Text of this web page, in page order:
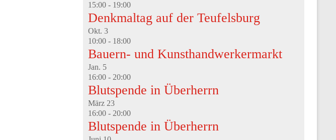
15:00 - 19:00
Denkmaltag auf der Teufelsburg
Okt. 3
10:00 - 18:00
Bauern- und Kunsthandwerkermarkt
Jan. 5
16:00 - 20:00
Blutspende in Überherrn
März 23
16:00 - 20:00
Blutspende in Überherrn